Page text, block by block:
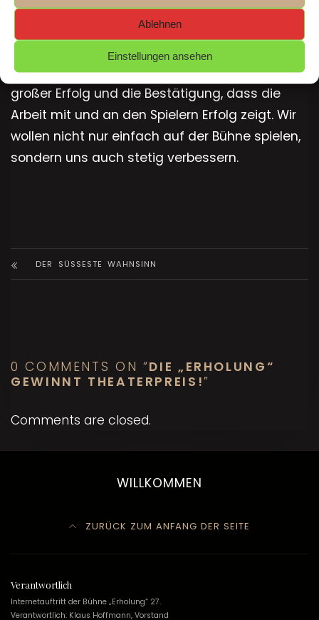
Ablehnen
Einstellungen ansehen
Preisverleihung erfolgt anlässlich eines
Das ist für das Ensemble und den Verein ein
großer Erfolg und die Bestätigung, dass die
Arbeit mit und an den Spielern Erfolg zeigt. Wir
wollen nicht nur einfach auf der Bühne spielen,
sondern uns auch stetig verbessern.
DER SÜSSESTE WAHNSINN
0 COMMENTS ON “DIE „ERHOLUNG“
GEWINNT THEATERPREIS!”
Comments are closed.
WILLKOMMEN
ZURÜCK ZUM ANFANG DER SEITE
Verantwortlich
Internetauftritt der Bühne „Erholung“ 27.
Verantwortlich: Klaus Hoffmann, Vorstand